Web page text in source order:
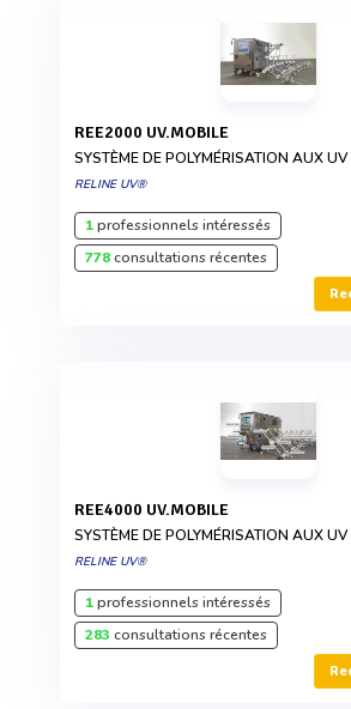
REE2000 UV.MOBILE
SYSTÈME DE POLYMÉRISATION AUX UV
RELINE UV®
1professionnels intéressés
778consultations récentes
REE4000 UV.MOBILE
SYSTÈME DE POLYMÉRISATION AUX UV
RELINE UV®
1professionnels intéressés
283 consultations récentes